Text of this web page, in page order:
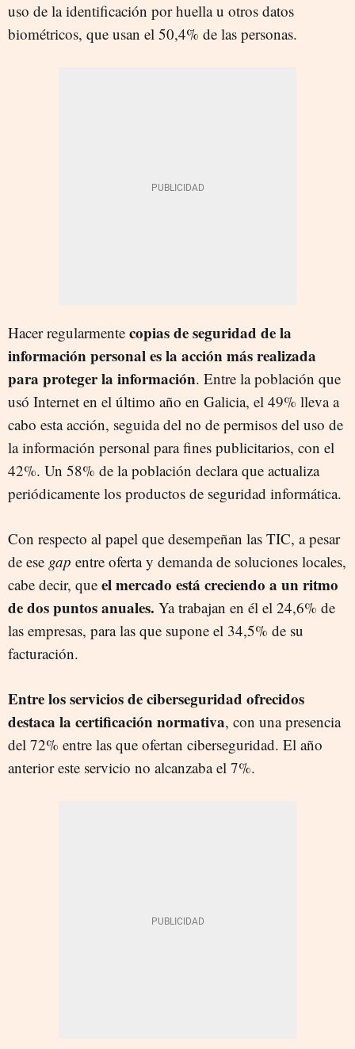
uso de la identificación por huella u otros datos
biométricos, que usan el 50,4% de las personas.
Hacer regularmente copias de seguridad de la
información personal es la acción más realizada
para proteger la información. Entre la población que
usó Internet en el último año en Galicia, el 49% lleva a
cabo esta acción, seguida del no de permisos del uso de
la información personal para fines publicitarios, con el
42%. Un 58% de la población declara que actualiza
periódicamente los productos de seguridad informática.
Con respecto al papel que desempeñan las TIC, a pesar
de ese gap entre oferta y demanda de soluciones locales,
cabe decir, que el mercado está creciendo a un ritmo
de dos puntos anuales. Ya trabajan en él el 24,6% de
las empresas, para las que supone el 34,5% de su
facturación.
Entre los servicios de ciberseguridad ofrecidos
destaca la certificación normativa, con una presencia
del 72% entre las que ofertan ciberseguridad. El año
anterior este servicio no alcanzaba el 7%.